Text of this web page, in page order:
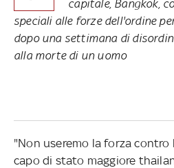
capitale, Bangkok,
speciali alle forze dell'ordine
dopo una settimana di
alla morte di un uomo
"Non useremo la forza contro
capo di stato maggiore